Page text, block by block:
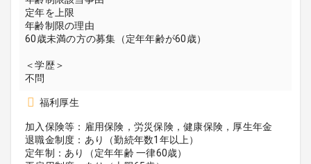
定年を上限
年齢制限の理由
60歳未満の方の募集（定年年齢が60歳）
＜学歴＞
不問
福利厚生
加入保険等：雇用保険，労災保険，健康保険，厚生年金
退職金制度：あり（勤続年数1年以上）
定年制：あり（定年年齢 一律60歳）